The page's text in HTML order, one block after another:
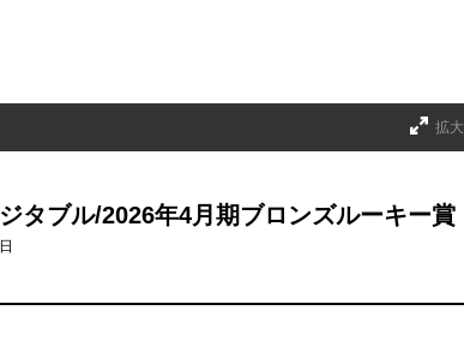
拡大
タブル/2026年4月期ブロンズルーキー賞